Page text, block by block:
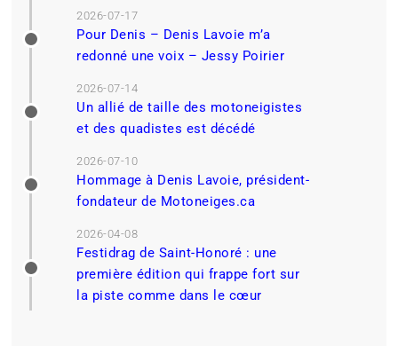
2026-07-17
Pour Denis – Denis Lavoie m’a
redonné une voix – Jessy Poirier
2026-07-14
Un allié de taille des motoneigistes
et des quadistes est décédé
2026-07-10
Hommage à Denis Lavoie, président-
fondateur de Motoneiges.ca
2026-04-08
Festidrag de Saint-Honoré : une
première édition qui frappe fort sur
la piste comme dans le cœur